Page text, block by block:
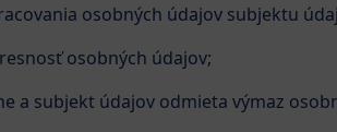
osobných údajov subjektu
osobných údajov;
a subjekt údajov odmieta výmaz